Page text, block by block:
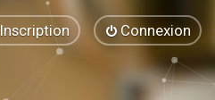
Connexion
Inscription